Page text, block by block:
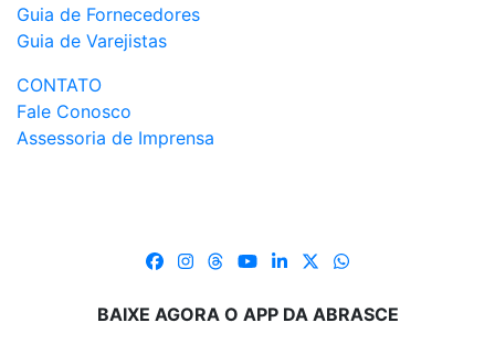
Guia de Fornecedores
Guia de Varejistas
CONTATO
Fale Conosco
Assessoria de Imprensa
BAIXE AGORA O APP DA ABRASCE